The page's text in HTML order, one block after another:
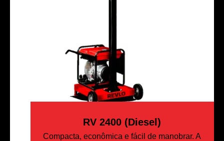
RV 2400 (Diesel)
Compacta, econômica e fácil de manobrar. A